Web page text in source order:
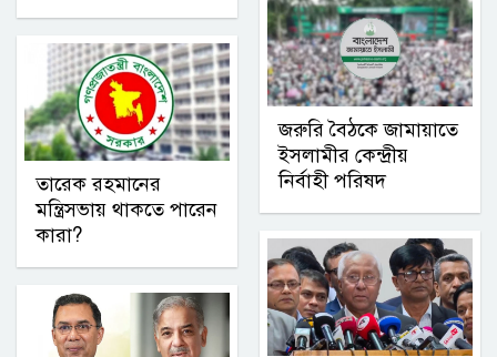
তারেক রহমানের
মন্ত্রিসভায় থাকতে পারেন
কারা?
জরুরি বৈঠকে জামায়াতে
ইসলামীর কেন্দ্রীয়
নির্বাহী পরিষদ